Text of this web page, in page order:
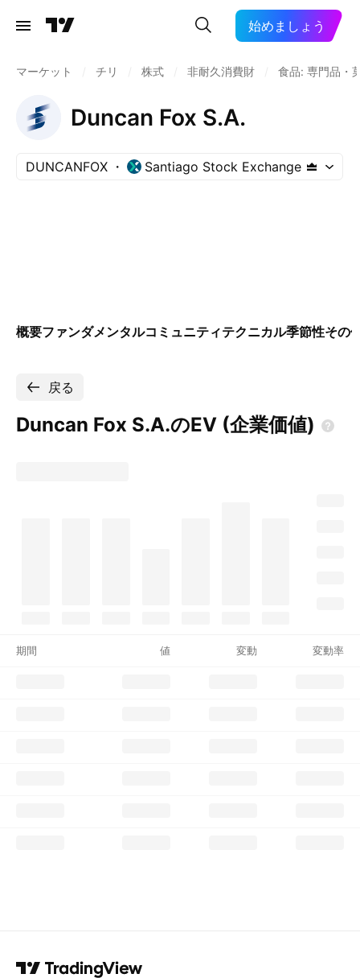
始めましょう
マーケット チリ 株式 非耐久消費財 食品: 専門品・
Duncan Fox S.A.
DUNCANFOX Santiago Stock Exchange
概要ファンダメンタルコミュニティテクニカル季節性その
戻る
Duncan Fox S.A.のEV (企業価値)
期間 値 変動 変動率